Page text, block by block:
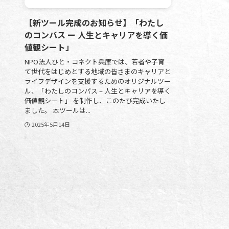
【新ツール完成のお知らせ】「わたし
のコンパス ー 人生とキャリアを導く価
値観シート」
NPO法人ひと・コネクト兵庫では、若者や子育
て世代をはじめとする地域の皆さまのキャリアと
ライフデザインを支援するためのオリジナルツー
ル、「わたしのコンパス – 人生とキャリアを導く
価値観シート」 を制作し、このたび完成いたし
ました。 本ツールは...
2025年5月14日